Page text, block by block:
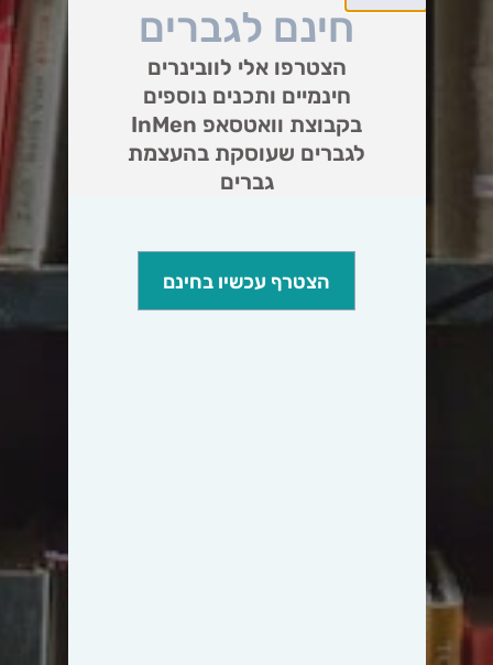
חינם לגברים
הצטרפו אלי לוובינרים
חינמיים ותכנים נוספים
בקבוצת וואטסאפ InMen
לגברים שעוסקת בהעצמת
גברים
הצטרף עכשיו בחינם